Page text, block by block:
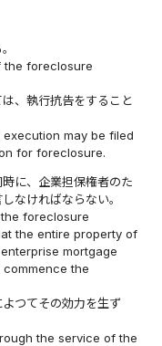
the foreclosure
、執行抗告をすること
may be filed
for foreclosure.
に、企業担保権者のた
なければならない。
foreclosure
the entire property of
mortgage
the
つてその効力を生ず
the service of the